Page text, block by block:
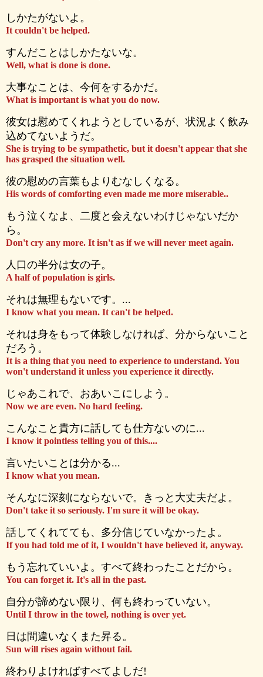
しかたがないよ。
It couldn't be helped.
すんだことはしかたないな。
Well, what is done is done.
大事なことは、今何をするかだ。
What is important is what you do now.
彼女は慰めてくれようとしているが、状況よく飲み
込めてないようだ。
She is trying to be sympathetic, but it doesn't appear that she
has grasped the situation well.
彼の慰めの言葉もよりむなしくなる。
His words of comforting even made me more miserable..
もう泣くなよ、二度と会えないわけじゃないだか
ら。
Don't cry any more. It isn't as if we will never meet again.
人口の半分は女の子。
A half of population is girls.
それは無理もないです。...
I know what you mean. It can't be helped.
それは身をもって体験しなければ、分からないこと
だろう。
It is a thing that you need to experience to understand. You
won't understand it unless you experience it directly.
じゃあこれで、おあいこにしよう。
Now we are even. No hard feeling.
こんなこと貴方に話しても仕方ないのに...
I know it pointless telling you of this....
言いたいことは分かる...
I know what you mean.
そんなに深刻にならないで。きっと大丈夫だよ。
Don't take it so seriously. I'm sure it will be okay.
話してくれてても、多分信じていなかったよ。
If you had told me of it, I wouldn't have believed it, anyway.
もう忘れていいよ。すべて終わったことだから。
You can forget it. It's all in the past.
自分が諦めない限り、何も終わっていない。
Until I throw in the towel, nothing is over yet.
日は間違いなくまた昇る。
Sun will rises again without fail.
終わりよければすべてよしだ!